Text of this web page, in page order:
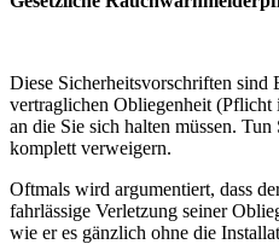
Diese Sicherheitsvorschriften sind
vertraglichen Obliegenheit (Pflicht
an die Sie sich halten müssen.
komplett verweigern.
Oftmals wird argumentiert, dass
fahrlässige Verletzung seiner
wie er es gänzlich ohne die